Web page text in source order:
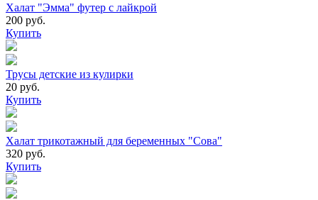
Халат "Эмма" футер с лайкрой
200 руб.
Купить
Трусы детские из кулирки
20 руб.
Купить
Халат трикотажный для беременных "Сова"
320 руб.
Купить